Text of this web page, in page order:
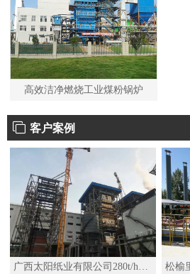
高效洁净燃烧工业煤粉锅炉
客户案例
广西太阳纸业有限公司280t/h高温高压锅炉